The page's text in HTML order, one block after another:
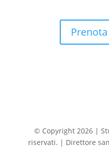
© Copyright 2026 |
riservati. | Direttore